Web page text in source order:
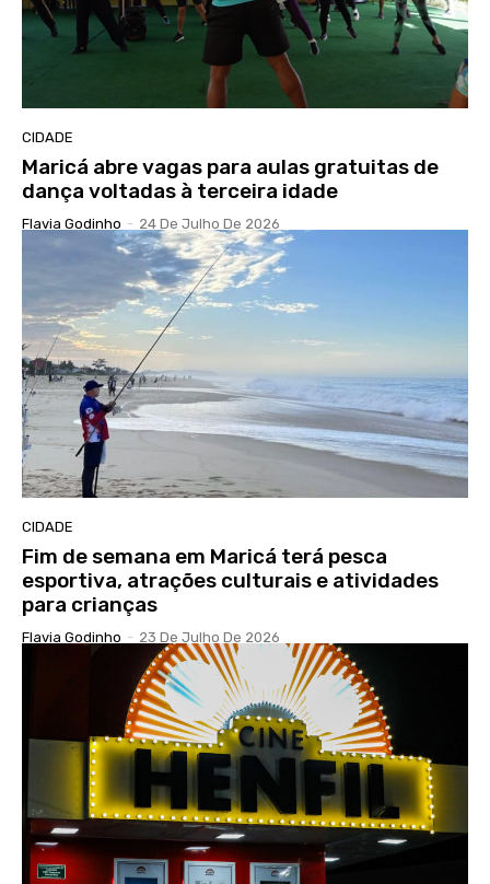
CIDADE
Maricá abre vagas para aulas gratuitas de
dança voltadas à terceira idade
Flavia Godinho - 24 De Julho De 2026
CIDADE
Fim de semana em Maricá terá pesca
esportiva, atrações culturais e atividades
para crianças
Flavia Godinho - 23 De Julho De 2026